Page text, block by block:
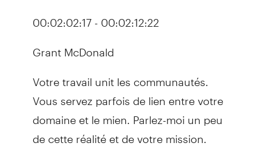
00:02:02:17 - 00:02:12:22
Grant McDonald
Votre travail unit les communautés.
Vous servez parfois de lien entre votre
domaine et le mien. Parlez-moi un peu
de cette réalité et de votre mission.